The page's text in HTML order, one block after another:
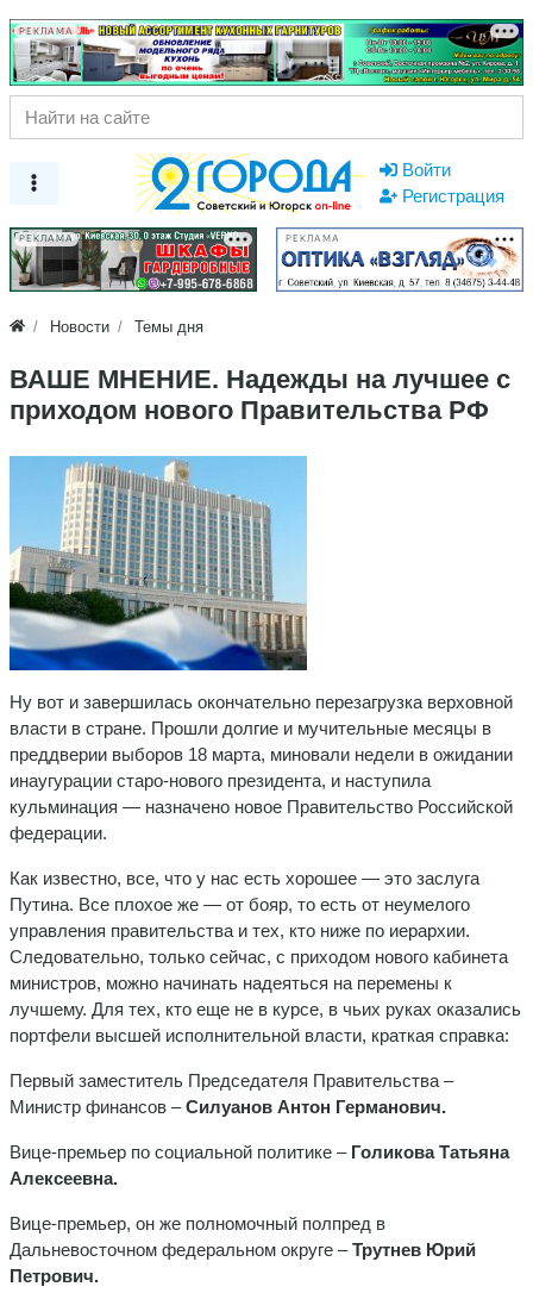
РЕКЛАМА
Войти
Регистрация
РЕКЛАМА РЕКЛАМА
Новости Темы дня
ВАШЕ МНЕНИЕ. Надежды на лучшее с
приходом нового Правительства РФ
Ну вот и завершилась окончательно перезагрузка верховной
власти в стране. Прошли долгие и мучительные месяцы в
преддверии выборов 18 марта, миновали недели в ожидании
инаугурации старо-нового президента, и наступила
кульминация — назначено новое Правительство Российской
федерации.
Как известно, все, что у нас есть хорошее — это заслуга
Путина. Все плохое же — от бояр, то есть от неумелого
управления правительства и тех, кто ниже по иерархии.
Следовательно, только сейчас, с приходом нового кабинета
министров, можно начинать надеяться на перемены к
лучшему. Для тех, кто еще не в курсе, в чьих руках оказались
портфели высшей исполнительной власти, краткая справка:
Первый заместитель Председателя Правительства –
Министр финансов –Силуанов Антон Германович.
Вице-премьер по социальной политике – Голикова Татьяна
Алексеевна.
Вице-премьер, он же полномочный полпред в
Дальневосточном федеральном округе –Трутнев Юрий
Петрович.